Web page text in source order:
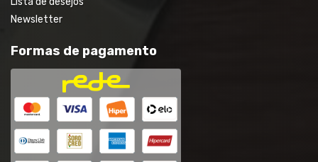
Newsletter
Formas de pagamento